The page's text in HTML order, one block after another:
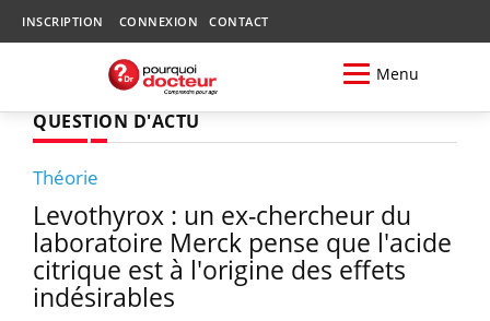
INSCRIPTION CONNEXION CONTACT
Menu
QUESTION D'ACTU
Théorie
Levothyrox : un ex-chercheur du
laboratoire Merck pense que l'acide
citrique est à l'origine des effets
indésirables